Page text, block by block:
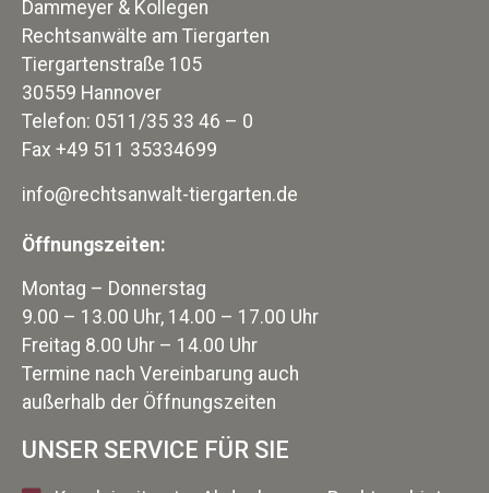
Dammeyer & Kollegen
Rechtsanwälte am Tiergarten
Tiergartenstraße 105
30559 Hannover
Telefon: 0511/35 33 46 – 0
Fax +49 511 35334699
info@rechtsanwalt-tiergarten.de
Öffnungszeiten:
Montag – Donnerstag
9.00 – 13.00 Uhr, 14.00 – 17.00 Uhr
Freitag 8.00 Uhr – 14.00 Uhr
Termine nach Vereinbarung auch
außerhalb der Öffnungszeiten
UNSER SERVICE FÜR SIE